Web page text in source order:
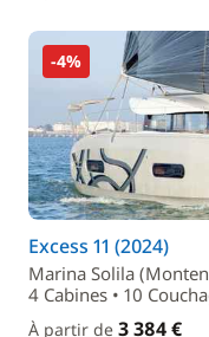
-4%
Excess 11 (2024)
Marina Solila
4 Cabines • 10
À partir de 3 384 €